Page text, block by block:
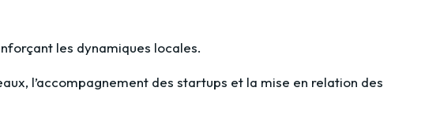
les dynamiques locales.
l’accompagnement des startups et la mise en relation des